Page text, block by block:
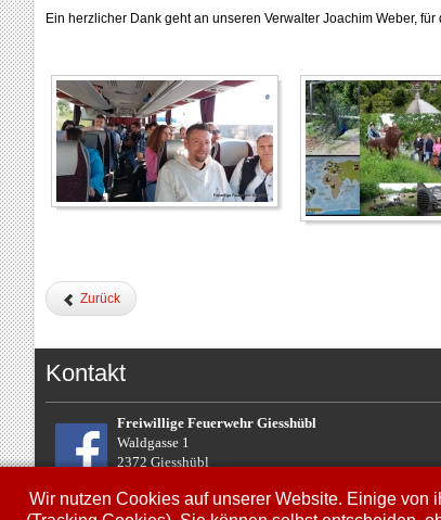
Ein herzlicher Dank geht an unseren Verwalter Joachim Weber,
Zurück
Kontakt
Freiwillige Feuerwehr Giesshübl
Waldgasse 1
2372 Giesshübl
Wir nutzen Cookies auf unserer Website. Einige